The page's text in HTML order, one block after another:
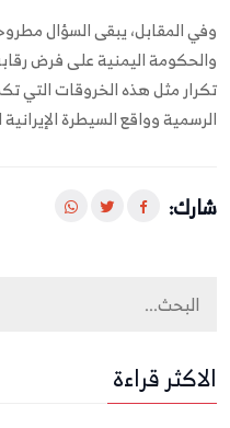
وفي المقابل، يبقى السؤال
والحكومة اليمنية على فرض
تكرار مثل هذه الخروقات التي
الرسمية وواقع السيطرة
شارك:
الاكثر قراءة